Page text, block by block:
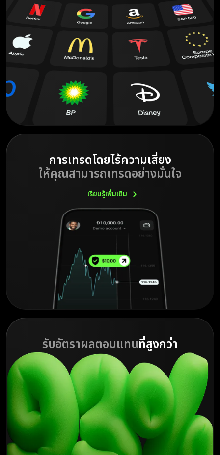
การเทรดโดยไร้ความเสี่ยง
ให้คุณสามารถเทรดอย่างมั่นใจ
เรียนรู้เพิ่มเติม
รับอัตราผลตอบแทนที่สูงกว่า